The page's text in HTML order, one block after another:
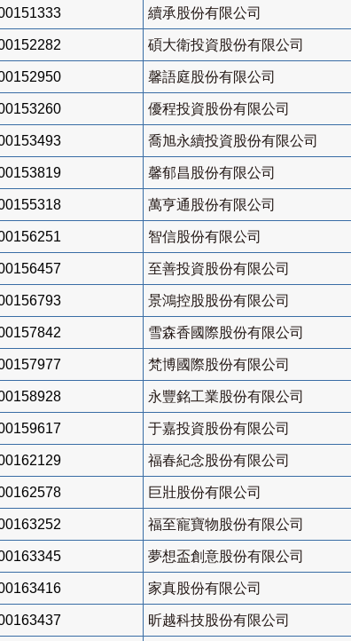
續承股份有限公司
碩大衛投資股份有限公司
馨語庭股份有限公司
優程投資股份有限公司
喬旭永續投資股份有限公司
馨郁昌股份有限公司
萬亨通股份有限公司
智信股份有限公司
至善投資股份有限公司
景鴻控股股份有限公司
雪森香國際股份有限公司
梵博國際股份有限公司
永豐銘工業股份有限公司
于嘉投資股份有限公司
福春紀念股份有限公司
巨壯股份有限公司
福至寵寶物股份有限公司
夢想盃創意股份有限公司
家真股份有限公司
昕越科技股份有限公司